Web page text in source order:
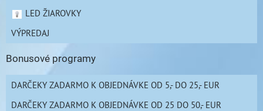
LED ŽIAROVKY
VÝPREDAJ
Bonusové programy
DARČEKY ZADARMO K OBJEDNÁVKE OD 5,- DO 25,- EUR
DARČEKY ZADARMO K OBJEDNÁVKE OD 25 DO 50,- EUR